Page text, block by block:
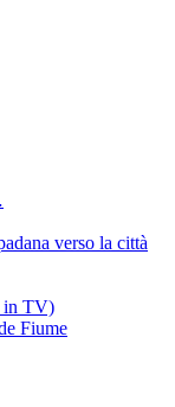
verso la città
in TV)
Fiume